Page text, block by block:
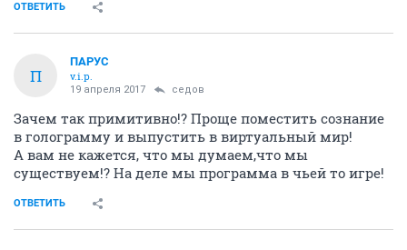
ОТВЕТИТЬ
П
ПАРУС
v.i.p.
19 апреля 2017 седов
Зачем так примитивно!? Проще поместить сознание
в голограмму и выпустить в виртуальный мир!
А вам не кажется, что мы думаем,что мы
существуем!? На деле мы программа в чьей то игре!
ОТВЕТИТЬ